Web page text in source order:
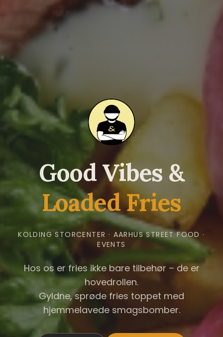
Good Vibes &
Loaded Fries
KOLDING STORCENTER · AARHUS STREET FOOD ·
EVENTS
Hos os er fries ikke bare tilbehør – de er
hovedrollen.
Gyldne, sprøde fries toppet med
hjemmelavede smagsbomber.